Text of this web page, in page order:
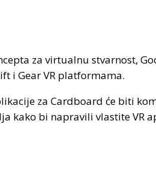
za virtualnu stvarnost,
i Gear VR platformama.
za Cardboard će biti
kako bi napravili vlastite VR